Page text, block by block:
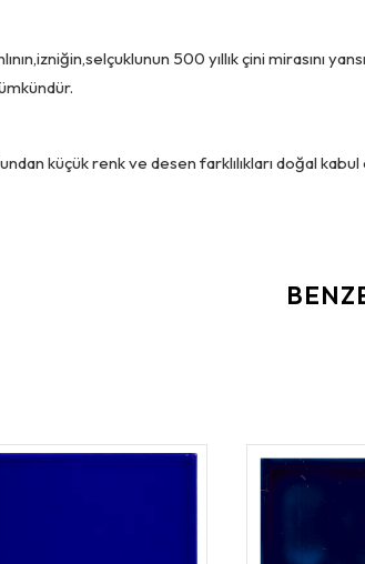
500 yıllık çini
küçük renk ve desen farklılıkları doğal